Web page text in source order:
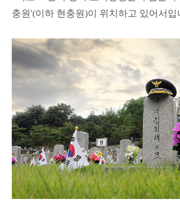
충원'(이하 현충원)이 위치하고 있어서입